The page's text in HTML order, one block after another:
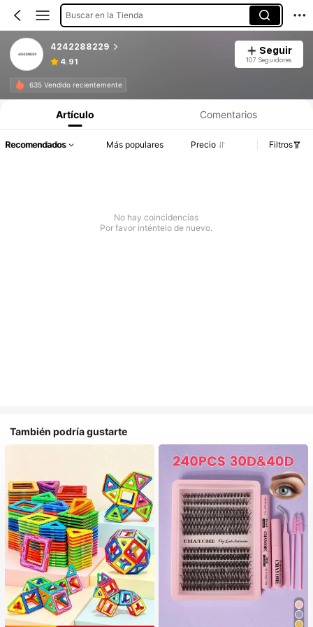
Buscar en la Tienda
4242288229
4.91
Seguir
107 Seguidores
635 Vendido recientemente
Artículo Comentarios
Recomendados Más populares Precio Filtros
No hay coincidencias
Por favor inténtelo de nuevo.
También podría gustarte